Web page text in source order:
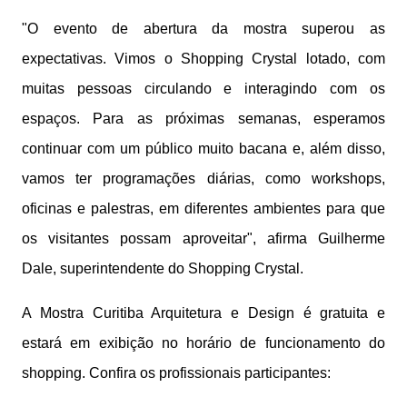
"O evento de abertura da mostra superou as
expectativas. Vimos o Shopping Crystal lotado, com
muitas pessoas circulando e interagindo com os
espaços. Para as próximas semanas, esperamos
continuar com um público muito bacana e, além disso,
vamos ter programações diárias, como workshops,
oficinas e palestras, em diferentes ambientes para que
os visitantes possam aproveitar", afirma Guilherme
Dale, superintendente do Shopping Crystal.
A Mostra Curitiba Arquitetura e Design é gratuita e
estará em exibição no horário de funcionamento do
shopping. Confira os profissionais participantes: